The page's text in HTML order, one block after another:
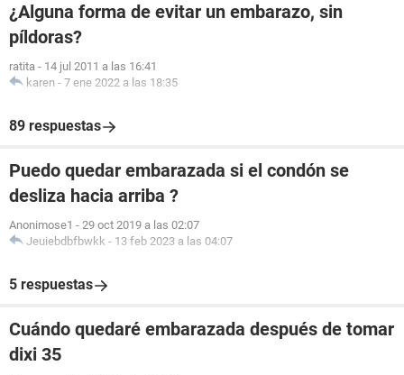
¿Alguna forma de evitar un embarazo, sin
píldoras?
ratita - 14 jul 2011 a las 16:41
karen - 7 ene 2022 a las 18:35
89 respuestas
Puedo quedar embarazada si el condón se
desliza hacia arriba ?
Anonimose1 - 29 oct 2019 a las 02:07
Jeuiebdbfbwkk - 13 feb 2023 a las 04:07
5 respuestas
Cuándo quedaré embarazada después de tomar
dixi 35